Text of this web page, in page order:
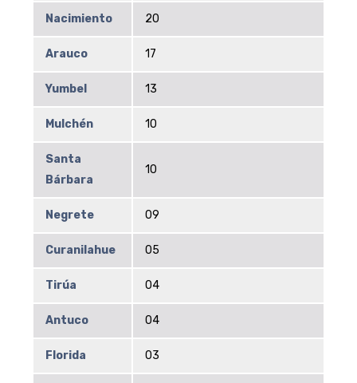
Nacimiento 20
Arauco 17
Yumbel 13
Mulchén 10
Santa
Bárbara
10
Negrete 09
Curanilahue 05
Tirúa 04
Antuco 04
Florida 03